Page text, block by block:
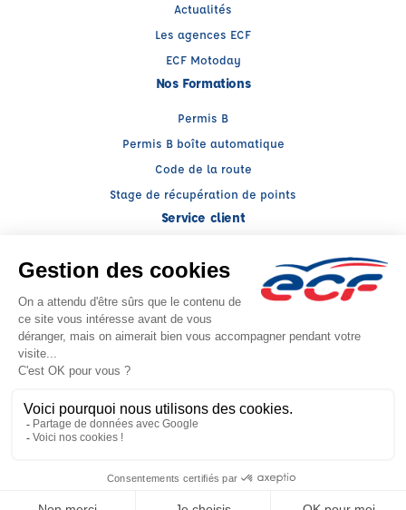
Actualités
Les agences ECF
ECF Motoday
Nos Formations
Permis B
Permis B boîte automatique
Code de la route
Stage de récupération de points
Service client
My ECF
Conseils